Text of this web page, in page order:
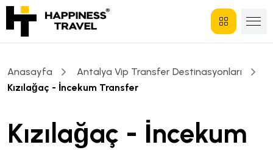
Anasayfa
Antalya Vip Transfer Destinasyonları
Kızılağaç - İncekum Transfer
Kızılağaç - İncekum